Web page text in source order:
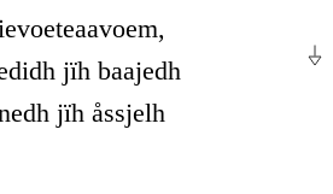
jïh baajedh
jïh åssjelh